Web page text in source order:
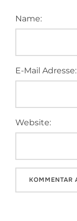
Name:
E-Mail Adresse:
Website: